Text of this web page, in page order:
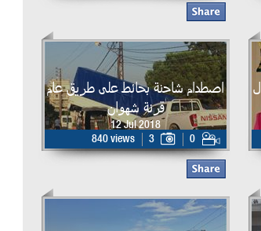
اصطدام شاحنة بحائط على طريق عام
قرنة شهوان
12 Jul 2018
840 views
3 0